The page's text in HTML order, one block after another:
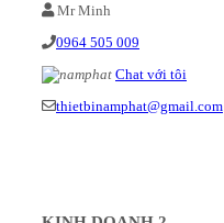
Mr Minh
0964 505 009
Chat với tôi
thietbinamphat@gmail.com